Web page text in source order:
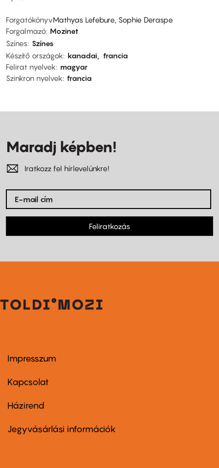
ForgatókönyvMathyas Lefebure, Sophie Deraspe
Forgalmazó Mozinet
Színes Színes
Készítő országok
kanadai
francia
Felirat nyelvek
magyar
Szinkron nyelvek francia
Maradj képben!
Iratkozz fel hírlevelünkre!
Feliratkozás
Footer
first
Impresszum
Kapcsolat
Footer
second
Házirend
Jegyvásárlási információk